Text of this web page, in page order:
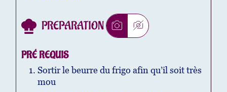
PREPARATION
PRÉ REQUIS
Sortir le beurre du frigo afin qu’il soit très
mou